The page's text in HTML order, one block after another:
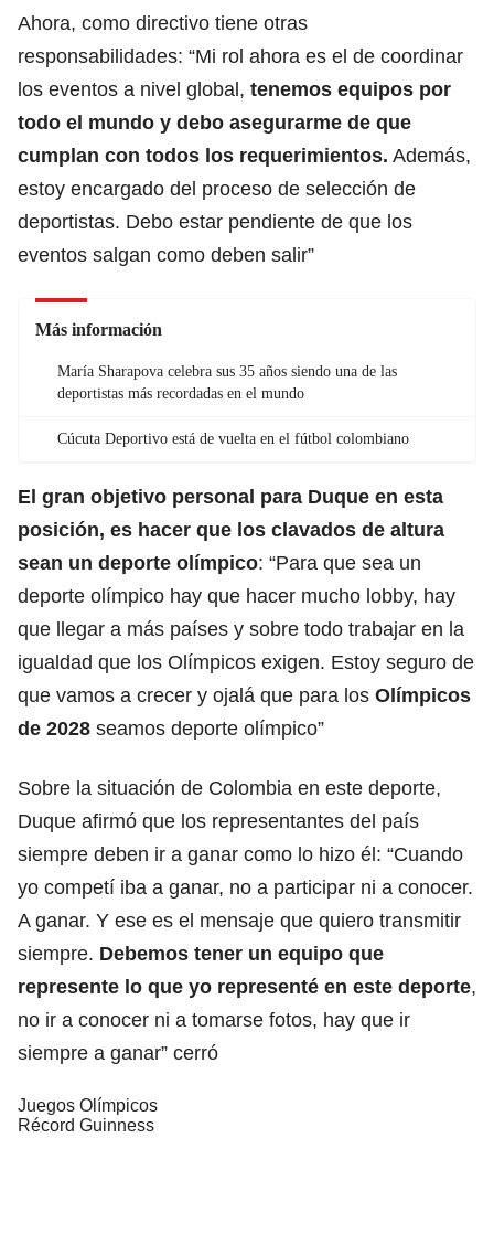
Ahora, como directivo tiene otras
responsabilidades: “Mi rol ahora es el de coordinar
los eventos a nivel global, tenemos equipos por
todo el mundo y debo asegurarme de que
cumplan con todos los requerimientos. Además,
estoy encargado del proceso de selección de
deportistas. Debo estar pendiente de que los
eventos salgan como deben salir”
Más información
María Sharapova celebra sus 35 años siendo una de las
deportistas más recordadas en el mundo
Cúcuta Deportivo está de vuelta en el fútbol colombiano
El gran objetivo personal para Duque en esta
posición, es hacer que los clavados de altura
sean un deporte olímpico: “Para que sea un
deporte olímpico hay que hacer mucho lobby, hay
que llegar a más países y sobre todo trabajar en la
igualdad que los Olímpicos exigen. Estoy seguro de
que vamos a crecer y ojalá que para los Olímpicos
de 2028 seamos deporte olímpico”
Sobre la situación de Colombia en este deporte,
Duque afirmó que los representantes del país
siempre deben ir a ganar como lo hizo él: “Cuando
yo competí iba a ganar, no a participar ni a conocer.
A ganar. Y ese es el mensaje que quiero transmitir
siempre. Debemos tener un equipo que
represente lo que yo representé en este deporte,
no ir a conocer ni a tomarse fotos, hay que ir
siempre a ganar” cerró
Juegos Olímpicos
Récord Guinness